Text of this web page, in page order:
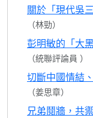
關於「現代吳
（林勁）
彭明敏的「大黑
（統聯評論員 ）
切斷中國情結
（姜思章）
兄弟鬩牆，共